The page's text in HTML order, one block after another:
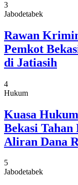
3
Jabodetabek
Rawan
Pemkot
di Jatiasih
4
Hukum
Kuasa
Bekasi
Aliran Dana
5
Jabodetabek